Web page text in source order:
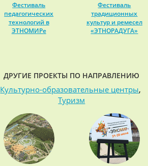
Фестиваль
педагогических
технологий в
ЭТНОМИРе
Фестиваль
традиционных
культур и ремесел
«ЭТНОРАДУГА»
ДРУГИЕ ПРОЕКТЫ ПО НАПРАВЛЕНИЮ
Культурно-образовательные центры,
Туризм